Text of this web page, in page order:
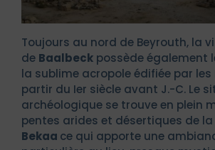
Toujours au nord de Beyrouth, la
de Baalbeck possède également
la sublime acropole édifiée par les
partir du Ier siècle avant J.-C. Le
archéologique se trouve en plein
pentes arides et désertiques de la
Bekaa ce qui apporte une